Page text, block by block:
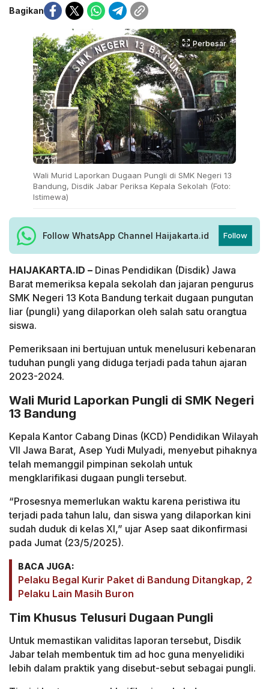
Bagikan
Perbesar
Wali Murid Laporkan Dugaan Pungli di SMK Negeri 13
Bandung, Disdik Jabar Periksa Kepala Sekolah (Foto:
Istimewa)
Follow WhatsApp Channel Haijakarta.id Follow
HAIJAKARTA.ID – Dinas Pendidikan (Disdik) Jawa
Barat memeriksa kepala sekolah dan jajaran pengurus
SMK Negeri 13 Kota Bandung terkait dugaan pungutan
liar (pungli) yang dilaporkan oleh salah satu orangtua
siswa.
Pemeriksaan ini bertujuan untuk menelusuri kebenaran
tuduhan pungli yang diduga terjadi pada tahun ajaran
2023-2024.
Wali Murid Laporkan Pungli di SMK Negeri
13 Bandung
Kepala Kantor Cabang Dinas (KCD) Pendidikan Wilayah
VII Jawa Barat, Asep Yudi Mulyadi, menyebut pihaknya
telah memanggil pimpinan sekolah untuk
mengklarifikasi dugaan pungli tersebut.
“Prosesnya memerlukan waktu karena peristiwa itu
terjadi pada tahun lalu, dan siswa yang dilaporkan kini
sudah duduk di kelas XI,” ujar Asep saat dikonfirmasi
pada Jumat (23/5/2025).
BACA JUGA:
Pelaku Begal Kurir Paket di Bandung Ditangkap, 2
Pelaku Lain Masih Buron
Tim Khusus Telusuri Dugaan Pungli
Untuk memastikan validitas laporan tersebut, Disdik
Jabar telah membentuk tim ad hoc guna menyelidiki
lebih dalam praktik yang disebut-sebut sebagai pungli.